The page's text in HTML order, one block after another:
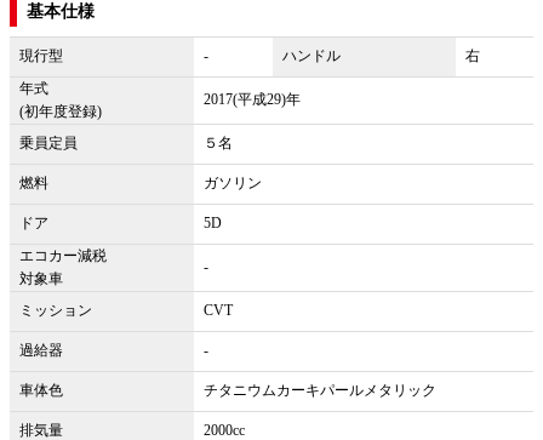
基本仕様
現行型 - ハンドル
右
年式
(初年度登録)
2017(平成29)年
乗員定員 ５名
燃料 ガソリン
ドア
5D
エコカー減税
対象車
-
ミッション CVT
過給器 -
車体色 チタニウムカーキパールメタリック
排気量 2000cc